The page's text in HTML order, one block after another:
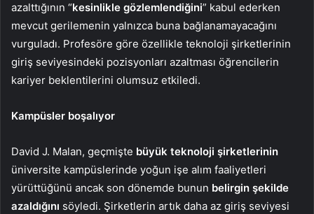
azalttığının “kesinlikle gözlemlendiğini” kabul ederken
mevcut gerilemenin yalnızca buna bağlanamayacağını
vurguladı. Profesöre göre özellikle teknoloji şirketlerinin
giriş seviyesindeki pozisyonları azaltması öğrencilerin
kariyer beklentilerini olumsuz etkiledi.
Kampüsler boşalıyor
David J. Malan, geçmişte büyük teknoloji şirketlerinin
üniversite kampüslerinde yoğun işe alım faaliyetleri
yürüttüğünü ancak son dönemde bunun belirgin şekilde
azaldığını söyledi. Şirketlerin artık daha az giriş seviyesi